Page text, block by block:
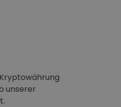
unserer